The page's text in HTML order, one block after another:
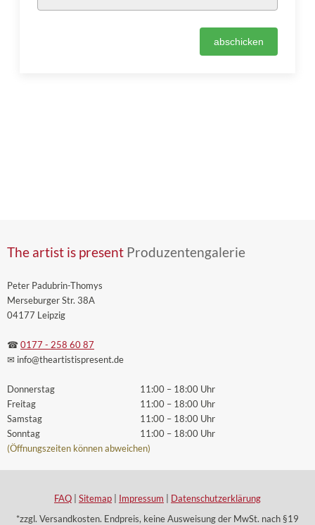
The artist is present Produzentengalerie
Peter Padubrin-Thomys
Merseburger Str. 38A
04177 Leipzig
☎ 0177 - 258 60 87
✉ info@theartistispresent.de
Donnerstag
Freitag
Samstag
Sonntag
11:00 – 18:00 Uhr
11:00 – 18:00 Uhr
11:00 – 18:00 Uhr
11:00 – 18:00 Uhr
(Öffnungszeiten können abweichen)
FAQ Sitemap Impressum
Datenschutzerklärung
*zzgl. Versandkosten. Endpreis, keine Ausweisung der MwSt. nach §19